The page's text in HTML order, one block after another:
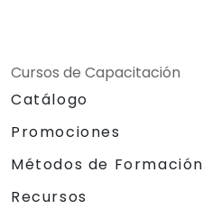
Cursos de Capacitación
Catálogo
Promociones
Métodos de Formación
Recursos